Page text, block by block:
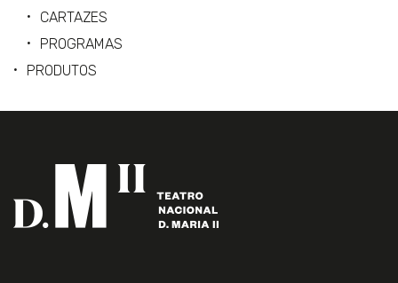
CARTAZES
PROGRAMAS
PRODUTOS